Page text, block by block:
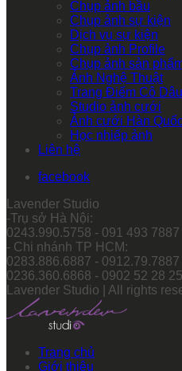
Chụp ảnh bầu
Chụp ảnh sự kiện
Dịch vụ sự kiện
Chụp ảnh Profile
Chụp ảnh sản
Ảnh Nghệ Thuật
Trang Điểm Cô Dâu
Studio ảnh cưới
Ảnh cưới Hàn
Học nhiếp ảnh
Liên hệ
facebook
Lavender Studio
-Trụ sở Hà Nội:
0243.990.5758 - 091 493 7887
- Chi nhánh TP HCM:
0283.886.6887 -
0236.360.6868 - 0902 52 28 25
Lavender Studio | All rights
Trang chủ
Giới thiệu